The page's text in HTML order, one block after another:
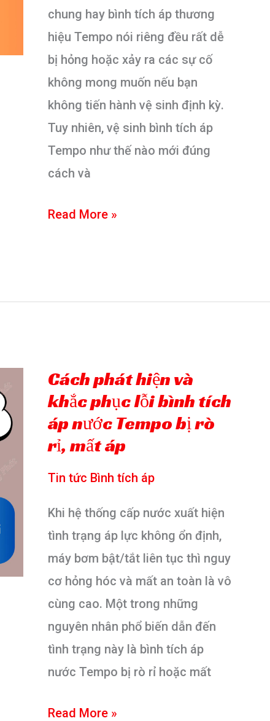
chung hay bình tích áp thương
hiệu Tempo nói riêng đều rất dễ
bị hỏng hoặc xảy ra các sự cố
không mong muốn nếu bạn
không tiến hành vệ sinh định kỳ.
Tuy nhiên, vệ sinh bình tích áp
Tempo như thế nào mới đúng
cách và
Hướng
sinh
áp
Tempo
an
toàn
hiệu
quả
Read More »
Cách phát hiện và
khắc phục lỗi bình tích
áp nước Tempo bị rò
rỉ, mất áp
Tin tức Bình tích áp
Khi hệ thống cấp nước xuất hiện
tình trạng áp lực không ổn định,
máy bơm bật/tắt liên tục thì nguy
cơ hỏng hóc và mất an toàn là vô
cùng cao. Một trong những
nguyên nhân phổ biến dẫn đến
tình trạng này là bình tích áp
nước Tempo bị rò rỉ hoặc mất
Cách
Read More »